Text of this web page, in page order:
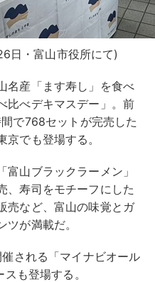
日・富山市役所にて)
名産「ます寿し」を食べ
比べデキマスデー」。前
で768セットが完売した
でも登場する。
山ブラックラーメン」
、寿司をモチーフにした
売など、富山の味覚とガ
が満載だ。
される「マイナビオール
も登場する。